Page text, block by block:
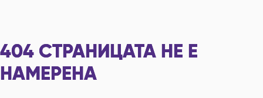
404 СТРАНИЦАТА НЕ Е
НАМЕРЕНА